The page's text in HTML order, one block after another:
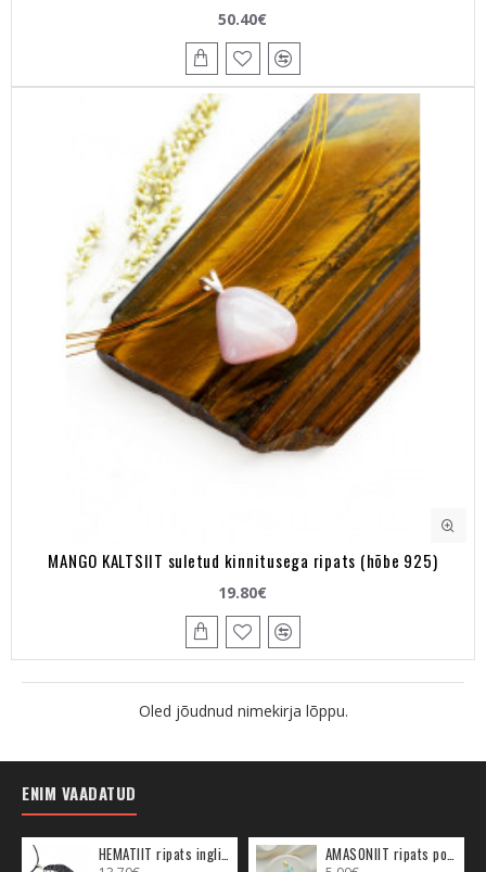
50.40€
MANGO KALTSIIT suletud kinnitusega ripats (hõbe 925)
19.80€
Oled jõudnud nimekirja lõppu.
ENIM VAADATUD